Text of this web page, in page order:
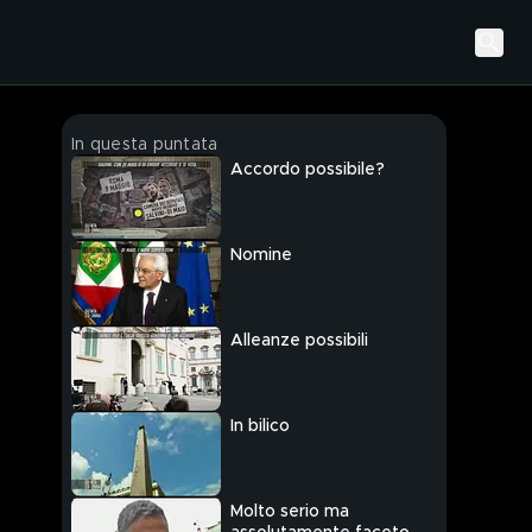
In questa puntata
Accordo possibile?
Nomine
Alleanze possibili
In bilico
Molto serio ma